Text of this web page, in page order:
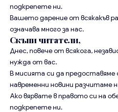
подкрепете ни.
Вашето дарение от всякакъв
означава много за нас.
Скъпи читатели,
Днес, повече от всякога,
нужда от вас.
В мисията си да предоставяме
навременни новини разчитаме
Ако вярвате в правото си на
подкрепете ни.